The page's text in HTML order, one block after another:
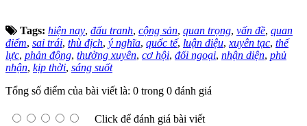
Tags: hiện nay, đấu tranh, cộng sản, quan trọng, vấn đề, quan
điểm, sai trái, thù địch, ý nghĩa, quốc tế, luận điệu,xuyên tạc, thế
lực, phản động, thường xuyên, cơ hội, đối ngoại, nhận diện, phủ
nhận, kịp thời, sáng suốt
Tổng số điểm của bài viết là: 0 trong 0 đánh giá
Click để đánh giá bài viết